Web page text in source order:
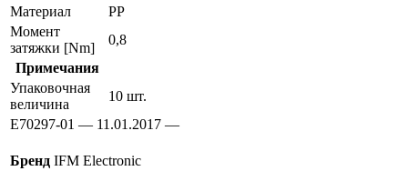
Материал
PP
Момент
затяжки [Nm]
0,8
Примечания
Упаковочная
величина
10 шт.
E70297-01 — 11.01.2017 —
Бренд IFM Electronic